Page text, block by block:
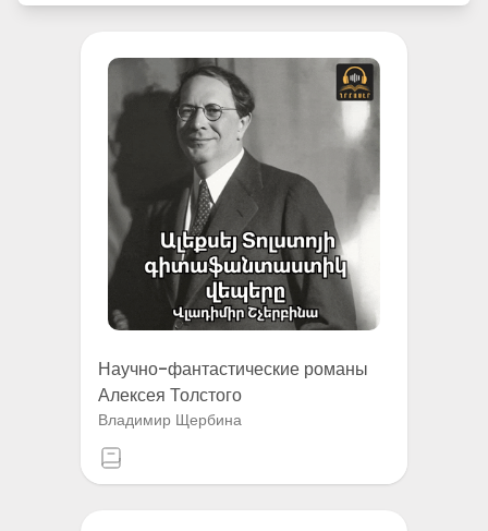
Научно-фантастические романы
Алексея Толстого
Владимир Щербина